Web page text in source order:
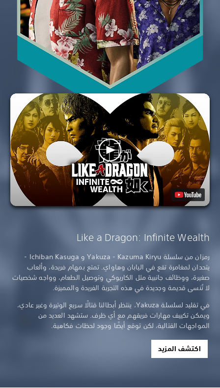
Like a Dragon: Infinite Wealth
رمزان من سلسلة Yakuza - Kazuma Kiryu و Ichiban Kasuga -
يتحدان لمغامرة تقع في اليابان وهاواي. تمتع بمهام فريدة، وألعاب
صغيرة، ووظائف جانبية مثل الكاريوكي وتوصيل الطعام، وواجه شخصيات
لا تُنسى قديمة وجديدة في هذه التجربة الفريدة والمميزة.
في تقليد لسلسلة Yakuza، ينتظر أبطالنا قتالًا سريع الوتيرة وغير عادي،
ويمكن تكييف مهارات فريقهم مع أي ظرف. ستشهد العديد من
المواجهات القتالية، لكن توقع أيضًا وجود لحظات فكاهية.
اكتشف المزيد